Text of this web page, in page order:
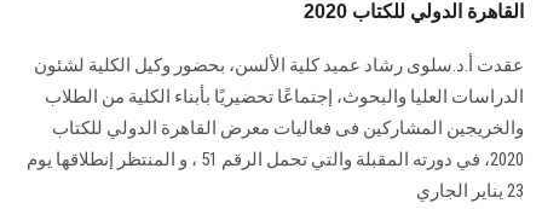
القاهرة الدولي للكتاب 2020
عقدت أ.د.سلوى رشاد عميد كلية الألسن، بحضور وكيل الكلية لشئون
الدراسات العليا والبحوث، إجتماعًا تحضيريًا بأبناء الكلية من الطلاب
والخريجين المشاركين فى فعاليات معرض القاهرة الدولي للكتاب
2020، في دورته المقبلة والتي تحمل الرقم 51 ، و المنتظر إنطلاقها يوم
23 يناير الجاري